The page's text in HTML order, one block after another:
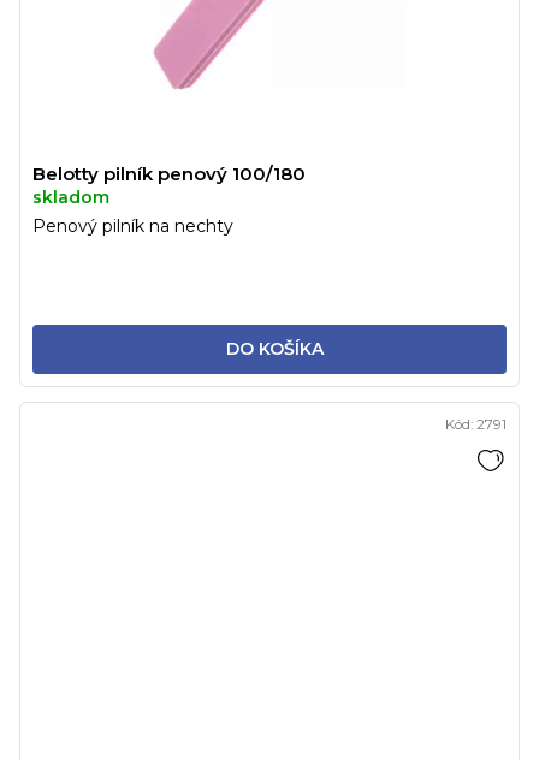
Belotty pilník penový 100/180
skladom
DO KOŠÍKA
Penový pilník na nechty
Kód: 2791